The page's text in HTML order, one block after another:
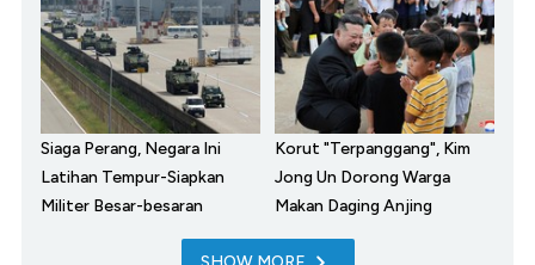
Siaga Perang, Negara Ini
Latihan Tempur-Siapkan
Militer Besar-besaran
Korut "Terpanggang", Kim
Jong Un Dorong Warga
Makan Daging Anjing